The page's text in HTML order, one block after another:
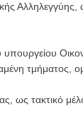
τμήματος,
ως τακτικό